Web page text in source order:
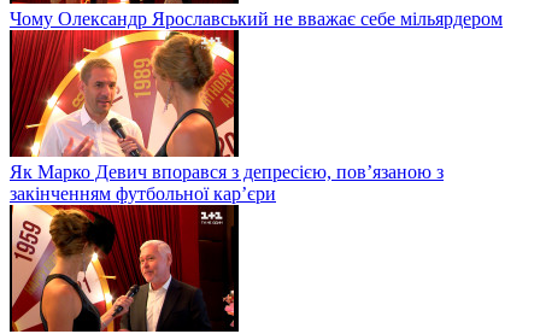
Чому Олександр Ярославський не вважає себе мільярдером
Як Марко Девич впорався з депресією, пов’язаною з
закінченням футбольної кар’єри